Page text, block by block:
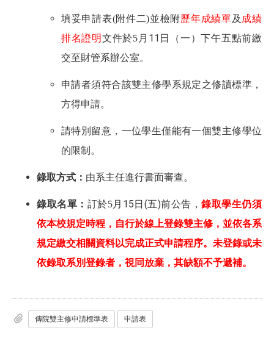
填妥申請表(附件二)並檢附歷年成績單及 成績
排名證明文件於5月11日（一）下午五點前繳
交至財管系辦公室。
申請者須符合該雙主修學系規定之修讀標準，
方得申請。
請特別留意，一位學生僅能有一個雙主修學位
的限制。
錄取方式： 由系主任進行書面審查。
錄取名單： 訂於5月15日(五)前公告，錄取學生仍須
依本校規定時程，自行於線上登錄雙主修，並依各系
規定繳交相關資料以完成正式申請程序。未登錄或未
依錄取系別登錄者，視同放棄，其缺額不予遞補。
傳院雙主修申請標準表 申請表